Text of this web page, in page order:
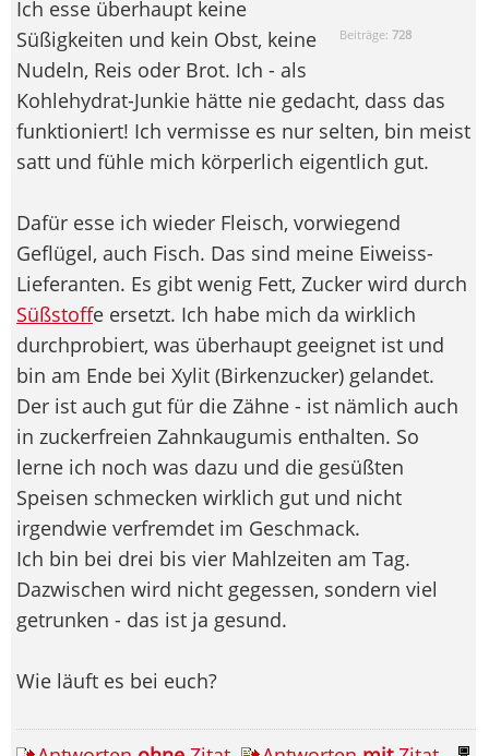
Beiträge:728
Ich esse überhaupt keine
Süßigkeiten und kein Obst, keine
Nudeln, Reis oder Brot. Ich - als
Kohlehydrat-Junkie hätte nie gedacht, dass das
funktioniert! Ich vermisse es nur selten, bin meist
satt und fühle mich körperlich eigentlich gut.
Dafür esse ich wieder Fleisch, vorwiegend
Geflügel, auch Fisch. Das sind meine Eiweiss-
Lieferanten. Es gibt wenig Fett, Zucker wird durch
Süßstoffe ersetzt. Ich habe mich da wirklich
durchprobiert, was überhaupt geeignet ist und
bin am Ende bei Xylit (Birkenzucker) gelandet.
Der ist auch gut für die Zähne - ist nämlich auch
in zuckerfreien Zahnkaugumis enthalten. So
lerne ich noch was dazu und die gesüßten
Speisen schmecken wirklich gut und nicht
irgendwie verfremdet im Geschmack.
Ich bin bei drei bis vier Mahlzeiten am Tag.
Dazwischen wird nicht gegessen, sondern viel
getrunken - das ist ja gesund.
Wie läuft es bei euch?